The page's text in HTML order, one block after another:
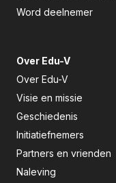
Word deelnemer
Over Edu-V
Over Edu-V
Visie en missie
Geschiedenis
Initiatiefnemers
Partners en vrienden
Naleving